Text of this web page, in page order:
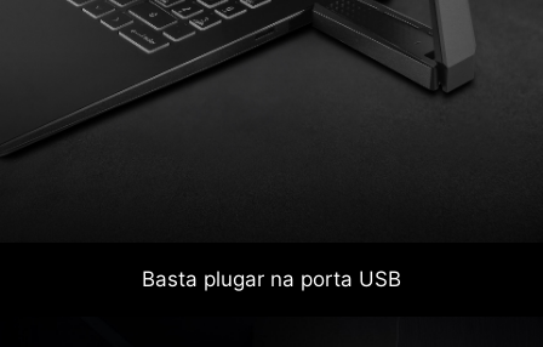
Basta plugar na porta USB